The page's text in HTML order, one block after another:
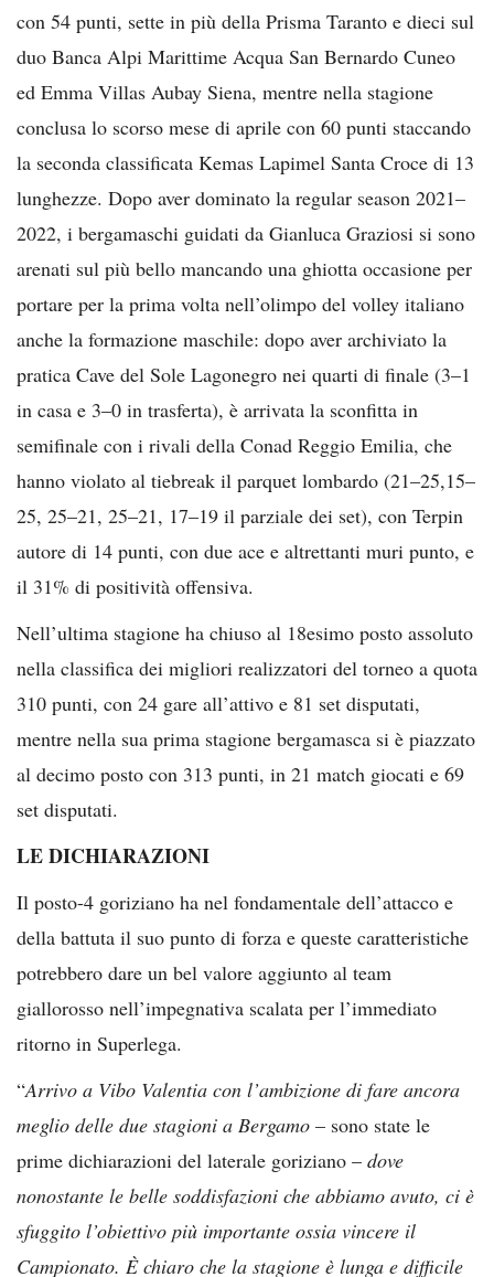
con 54 punti, sette in più della Prisma Taranto e dieci sul
duo Banca Alpi Marittime Acqua San Bernardo Cuneo
ed Emma Villas Aubay Siena, mentre nella stagione
conclusa lo scorso mese di aprile con 60 punti staccando
la seconda classificata Kemas Lapimel Santa Croce di 13
lunghezze. Dopo aver dominato la regular season 2021–
2022, i bergamaschi guidati da Gianluca Graziosi si sono
arenati sul più bello mancando una ghiotta occasione per
portare per la prima volta nell’olimpo del volley italiano
anche la formazione maschile: dopo aver archiviato la
pratica Cave del Sole Lagonegro nei quarti di finale (3–1
in casa e 3–0 in trasferta), è arrivata la sconfitta in
semifinale con i rivali della Conad Reggio Emilia, che
hanno violato al tiebreak il parquet lombardo (21–25,15–
25, 25–21, 25–21, 17–19 il parziale dei set), con Terpin
autore di 14 punti, con due ace e altrettanti muri punto, e
il 31% di positività offensiva.
Nell’ultima stagione ha chiuso al 18esimo posto assoluto
nella classifica dei migliori realizzatori del torneo a quota
310 punti, con 24 gare all’attivo e 81 set disputati,
mentre nella sua prima stagione bergamasca si è piazzato
al decimo posto con 313 punti, in 21 match giocati e 69
set disputati.
LE DICHIARAZIONI
Il posto-4 goriziano ha nel fondamentale dell’attacco e
della battuta il suo punto di forza e queste caratteristiche
potrebbero dare un bel valore aggiunto al team
giallorosso nell’impegnativa scalata per l’immediato
ritorno in Superlega.
“Arrivo a Vibo Valentia con l’ambizione di fare ancora
meglio delle due stagioni a Bergamo – sono state le
prime dichiarazioni del laterale goriziano – dove
nonostante le belle soddisfazioni che abbiamo avuto, ci è
sfuggito l’obiettivo più importante ossia vincere il
Campionato. È chiaro che la stagione è lunga e difficile